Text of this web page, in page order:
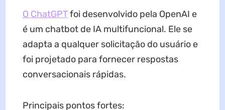
O ChatGPTfoi desenvolvido pela OpenAI e
é um chatbot de IA multifuncional. Ele se
adapta a qualquer solicitação do usuário e
foi projetado para fornecer respostas
conversacionais rápidas.
Principais pontos fortes: